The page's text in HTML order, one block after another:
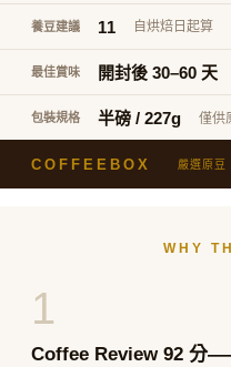
養豆建議 11 自烘焙日起算
最佳賞味 開封後 30–60 天
包裝規格 半磅 / 227g 僅供
COFFEEBOX 嚴選原豆
WHY
1
Coffee Review 92 分